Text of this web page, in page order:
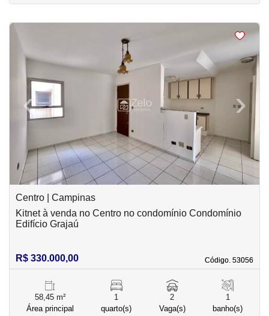
‹
Previous ›Next
Centro | Campinas
Código. 53056
Código. 53056
Kitnet à venda no Centro no condomínio Condomínio
Edifício Grajaú
R$ 330.000,00
58,45 m²
Área principal
1
quarto(s)
2
Vaga(s)
1
banho(s)